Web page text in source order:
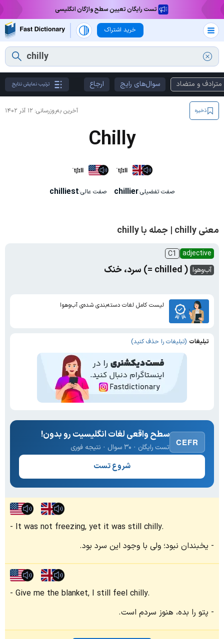
تست رایگان تعیین سطح واژگان انگلیسی
خرید اشتراک
مترادف و متضاد سوال‌های رایج ارجاع ترتیب نمایش نتایج
آخرین به‌روزرسانی: ۱۲ آذر ۱۴۰۲ ذخیره
Chilly
ˈtʃɪli ˈtʃɪli
صفت تفضیلی:chillier صفت عالی:chilliest
معنی chilly | جمله با chilly
adjective
C1
آب‌و‌هوا ( chilled =) سرد، خنک
لیست کامل لغات دسته‌بندی شده‌ی آب‌و‌هوا
تبلیغات (تبلیغات را حذف کنید)
CEFR
سطح واقعی لغات انگلیسیت رو بدون!
تست رایگان · ۳۰ سوال · نتیجه فوری
شروع تست
It was not freezing, yet it was still chilly.
یخبندان نبود؛ ولی با وجود این سرد بود.
Give me the blanket, I still feel chilly.
پتو را بده، هنوز سردم است.